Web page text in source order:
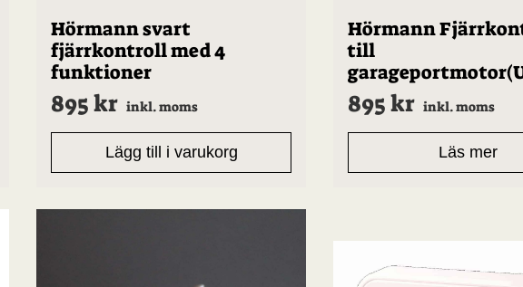
Hörmann svart
fjärrkontroll med 4
funktioner
895kr inkl. moms
Lägg till i varukorg
Hörmann
till
895kr inkl. moms
Läs mer